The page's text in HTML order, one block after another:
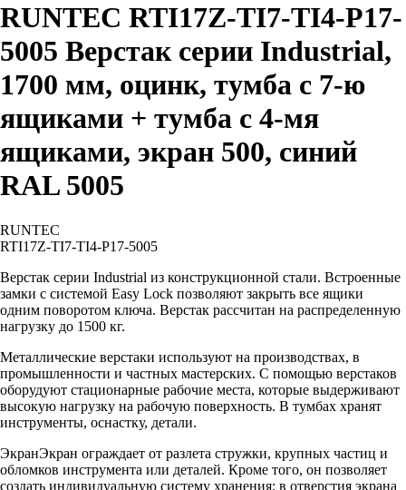
RUNTEC RTI17Z-TI7-TI4-P17-
5005 Верстак серии Industrial,
1700 мм, оцинк, тумба с 7-ю
ящиками + тумба с 4-мя
ящиками, экран 500, синий
RAL 5005
RUNTEC
RTI17Z-TI7-TI4-P17-5005
Верстак серии Industrial из конструкционной стали. Встроенные
замки с системой Easy Lock позволяют закрыть все ящики
одним поворотом ключа. Верстак рассчитан на распределенную
нагрузку до 1500 кг.
Металлические верстаки используют на производствах, в
промышленности и частных мастерских. С помощью верстаков
оборудуют стационарные рабочие места, которые выдерживают
высокую нагрузку на рабочую поверхность. В тумбах хранят
инструменты, оснастку, детали.
ЭкранЭкран ограждает от разлета стружки, крупных частиц и
обломков инструмента или деталей. Кроме того, он позволяет
создать индивидуальную систему хранения: в отверстия экрана